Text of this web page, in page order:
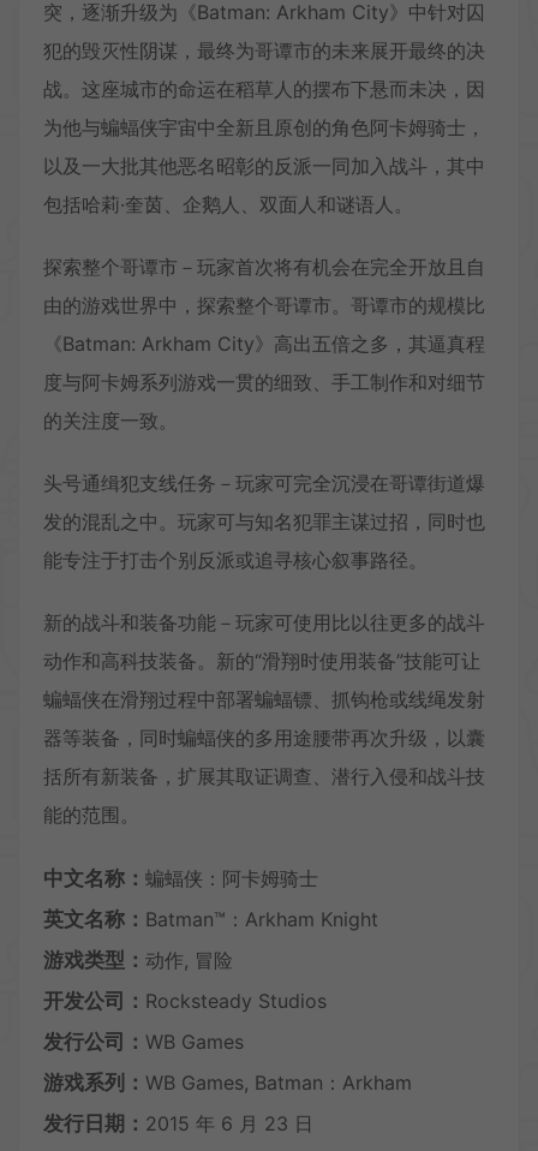
突，逐渐升级为《Batman: Arkham City》中针对囚
犯的毁灭性阴谋，最终为哥谭市的未来展开最终的决
战。这座城市的命运在稻草人的摆布下悬而未决，因
为他与蝙蝠侠宇宙中全新且原创的角色阿卡姆骑士，
以及一大批其他恶名昭彰的反派一同加入战斗，其中
包括哈莉·奎茵、企鹅人、双面人和谜语人。
探索整个哥谭市－玩家首次将有机会在完全开放且自
由的游戏世界中，探索整个哥谭市。哥谭市的规模比
《Batman: Arkham City》高出五倍之多，其逼真程
度与阿卡姆系列游戏一贯的细致、手工制作和对细节
的关注度一致。
头号通缉犯支线任务－玩家可完全沉浸在哥谭街道爆
发的混乱之中。玩家可与知名犯罪主谋过招，同时也
能专注于打击个别反派或追寻核心叙事路径。
新的战斗和装备功能－玩家可使用比以往更多的战斗
动作和高科技装备。新的“滑翔时使用装备”技能可让
蝙蝠侠在滑翔过程中部署蝙蝠镖、抓钩枪或线绳发射
器等装备，同时蝙蝠侠的多用途腰带再次升级，以囊
括所有新装备，扩展其取证调查、潜行入侵和战斗技
能的范围。
中文名称： 蝙蝠侠：阿卡姆骑士
英文名称： Batman™：Arkham Knight
游戏类型： 动作, 冒险
开发公司： Rocksteady Studios
发行公司： WB Games
游戏系列： WB Games, Batman：Arkham
发行日期： 2015 年 6 月 23 日